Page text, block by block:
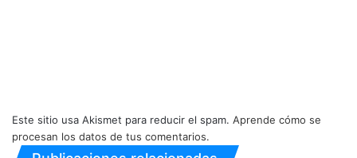
Este sitio usa Akismet para reducir el spam. Aprende cómo se
procesan los datos de tus comentarios.